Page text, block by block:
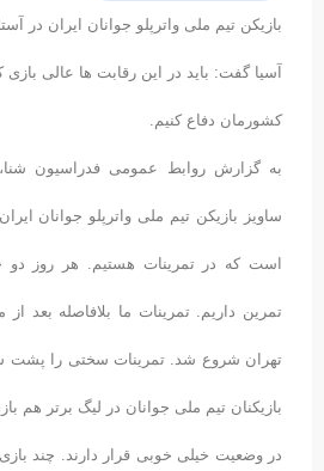
بازیکن تیم ملی واترپلو جوانان ایران در
آسیا گفت: باید در این رقابت ها عالی بازی
کشورمان دفاع کنیم.
به گزارش روابط عمومی فدراسیون شنا،
ساویز بازیکن تیم ملی واترپلو جوانان
است که در تمرینات هستیم. هر روز دو
تمرین داریم. تمرینات ما بلافاصله بعد
تهران شروع شد. تمرینات سختی را پشت
بازیکنان تیم ملی جوانان در لیگ برتر هم
در وضعیت خیلی خوبی قرار دارند. چند بازی